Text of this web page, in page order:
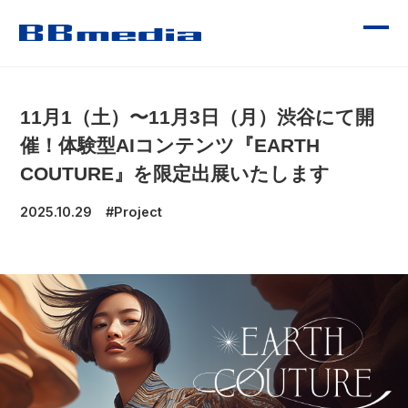
CONTENTS
OUR SERVICE
受賞歴
NEWS
11月1（土）〜11月3日（月）渋谷にて開
催！体験型AIコンテンツ『EARTH
COUTURE』を限定出展いたします
2025.10.29 #Project